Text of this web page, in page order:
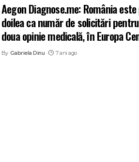
Aegon Diagnose.me: România
doilea ca număr de solicitări
doua opinie medicală, în Europa
By Gabriela Dinu 7 ani ago